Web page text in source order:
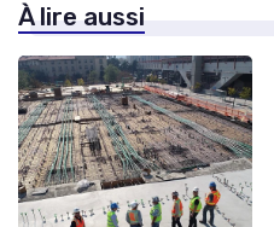
À lire aussi